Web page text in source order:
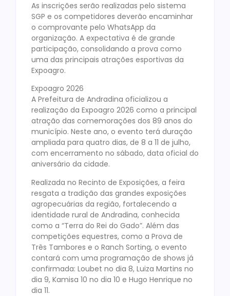
As inscrições serão realizadas pelo sistema
SGP e os competidores deverão encaminhar
o comprovante pelo WhatsApp da
organização. A expectativa é de grande
participação, consolidando a prova como
uma das principais atrações esportivas da
Expoagro.
Expoagro 2026
A Prefeitura de Andradina oficializou a
realização da Expoagro 2026 como a principal
atração das comemorações dos 89 anos do
município. Neste ano, o evento terá duração
ampliada para quatro dias, de 8 a 11 de julho,
com encerramento no sábado, data oficial do
aniversário da cidade.
Realizada no Recinto de Exposições, a feira
resgata a tradição das grandes exposições
agropecuárias da região, fortalecendo a
identidade rural de Andradina, conhecida
como a “Terra do Rei do Gado”. Além das
competições equestres, como a Prova de
Três Tambores e o Ranch Sorting, o evento
contará com uma programação de shows já
confirmada: Loubet no dia 8, Luiza Martins no
dia 9, Kamisa 10 no dia 10 e Hugo Henrique no
dia 11.